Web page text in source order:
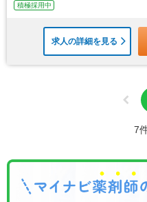
積極採用中
求人の詳細を見る
7